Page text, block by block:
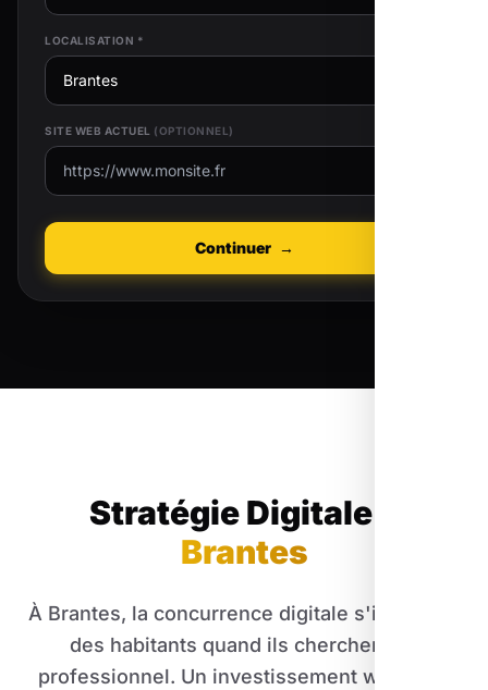
LOCALISATION *
SITE WEB ACTUEL (OPTIONNEL)
Continuer →
Stratégie Digitale
Brantes
À Brantes, la concurrence digitale s'intensifie
des habitants quand ils cherchent un
professionnel. Un investissement web bien